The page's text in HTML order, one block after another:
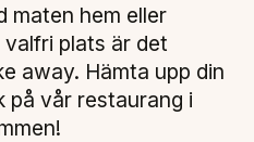
maten hem eller
plats är det
away. Hämta upp din
på vår restaurang i